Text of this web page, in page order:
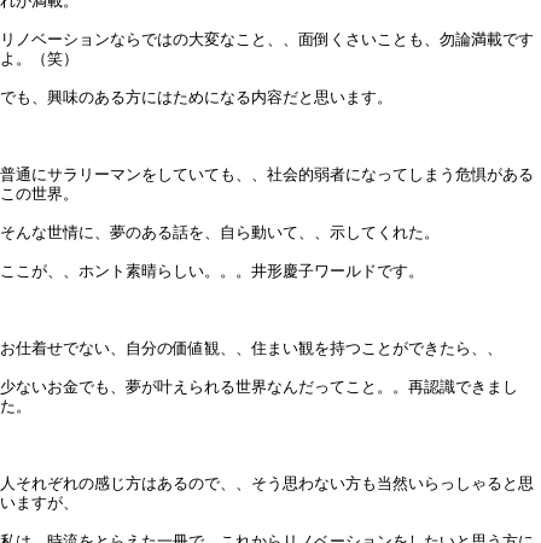
リノベーションならではの大変なこと、、面倒くさいことも、勿論満載です
よ。（笑）
でも、興味のある方にはためになる内容だと思います。
普通にサラリーマンをしていても、、社会的弱者になってしまう危惧がある
この世界。
そんな世情に、夢のある話を、自ら動いて、、示してくれた。
ここが、、ホント素晴らしい。。。井形慶子ワールドです。
お仕着せでない、自分の価値観、、住まい観を持つことができたら、、
少ないお金でも、夢が叶えられる世界なんだってこと。。再認識できまし
た。
人それぞれの感じ方はあるので、、そう思わない方も当然いらっしゃると思
いますが、